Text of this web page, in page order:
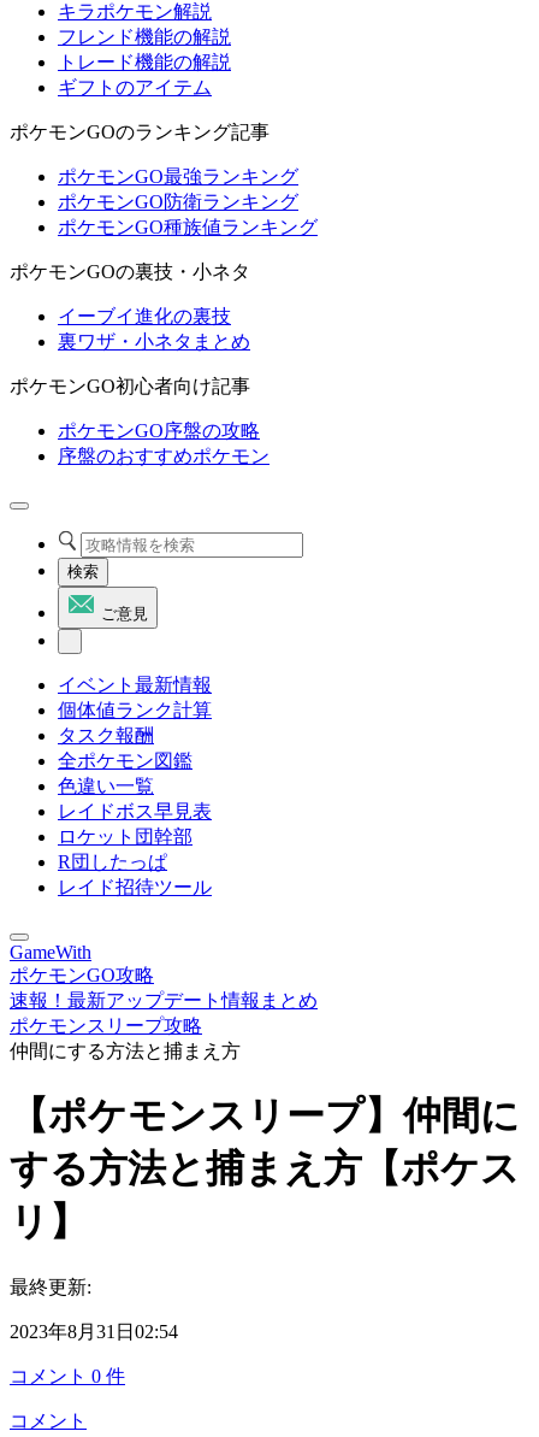
キラポケモン解説
フレンド機能の解説
トレード機能の解説
ギフトのアイテム
ポケモンGOのランキング記事
ポケモンGO最強ランキング
ポケモンGO防衛ランキング
ポケモンGO種族値ランキング
ポケモンGOの裏技・小ネタ
イーブイ進化の裏技
裏ワザ・小ネタまとめ
ポケモンGO初心者向け記事
ポケモンGO序盤の攻略
序盤のおすすめポケモン
検索
ご意見
イベント最新情報
個体値ランク計算
タスク報酬
全ポケモン図鑑
色違い一覧
レイドボス早見表
ロケット団幹部
R団したっぱ
レイド招待ツール
GameWith
ポケモンGO攻略
速報！最新アップデート情報まとめ
ポケモンスリープ攻略
仲間にする方法と捕まえ方
【ポケモンスリープ】仲間に
する方法と捕まえ方【ポケス
リ】
最終更新:
2023年8月31日02:54
コメント 0 件
コメント